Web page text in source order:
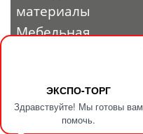
ЭКСПО-ТОРГ
Здравствуйте! Мы готовы вам
помочь.
материалы
Мебельная
профиль и
фурнитура